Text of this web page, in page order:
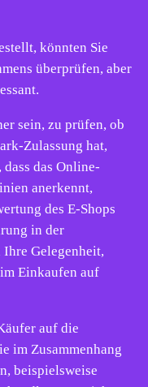
könnten Sie
überprüfen, aber
sein, zu prüfen, ob
Zulassung hat,
das Online-
anerkennt,
des E-Shops
in der
Ihre Gelegenheit,
Einkaufen auf
auf die
im Zusammenhang
beispielsweise